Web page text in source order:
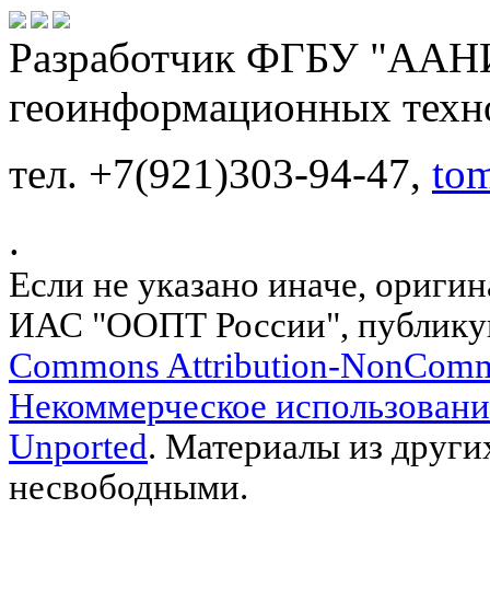
Разработчик ФГБУ
геоинформационных
тел. +7(921)303-94-47,
.
Если не указано иначе,
ИАС "ООПТ России",
Commons Attribution-
Некоммерческое
Unported. Материалы из
несвободными.